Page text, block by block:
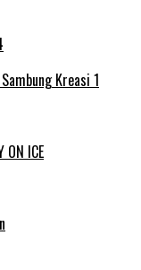
Kreasi 1
ICE